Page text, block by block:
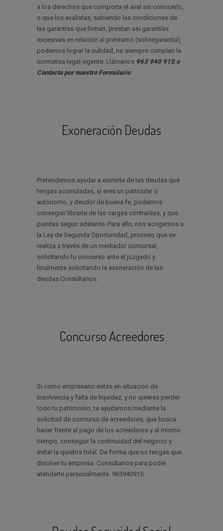
a los derechos que comporta el aval sin conocerlo,
o que los avalistas, sabiendo las condiciones de
las garantías que firman, prestan así garantías
excesivas en relación al préstamo (sobregarantía),
podemos lograr la nulidad, no siempre cumplen la
normativa legal vigente. Llámanos 963 940 915 o
Contacta por nuestro Formulario
Exoneración Deudas
Pretendemos ayudar a eximirte de las deudas que
tengas acumuladas, si eres un particular o
autónomo, y deudor de buena fe, podemos
conseguir librarte de las cargas contraídas, y que
puedas seguir adelante. Para ello, nos acogemos a
la Ley de Segunda Oportunidad, proceso que se
realiza a través de un mediador concursal,
solicitando tu concurso ante el juzgado y
finalmente solicitando la exoneración de las
deudas.Consúltanos.
Concurso Acreedores
Si como empresario estás en situación de
insolvencia y falta de liquidez, y no quieres perder
todo tu patrimonio, te ayudamos mediante la
solicitud de concurso de acreedores, que busca
hacer frente al pago de los acreedores y al mismo
tiempo, conseguir la continuidad del negocio y
evitar la quiebra total. De forma que no tengas que
disolver tu empresa. Consúltanos para poder
atenderte personalmente. 963940915